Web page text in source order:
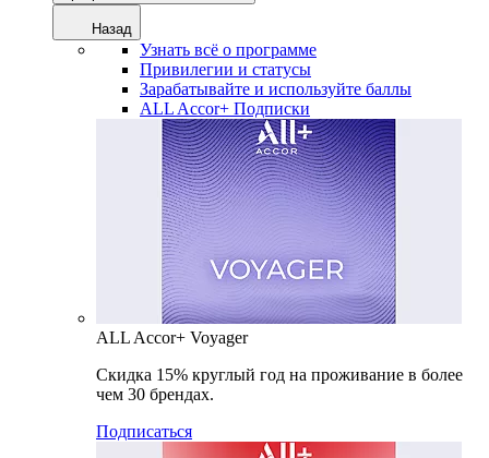
Назад
Узнать всё о программе
Привилегии и статусы
Зарабатывайте и используйте баллы
ALL Accor+ Подписки
ALL Accor+ Voyager
Скидка 15% круглый год на проживание в более
чем 30 брендах.
Подписаться